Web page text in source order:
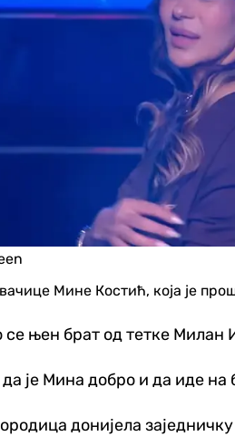
Мине Костић, која је
њен брат од тетке Милан
је Мина добро и да иде
донијела